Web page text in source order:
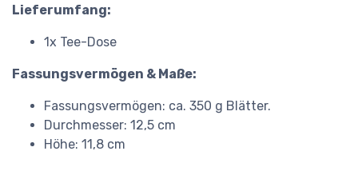
Lieferumfang:
1x Tee-Dose
Fassungsvermögen & Maße:
Fassungsvermögen: ca. 350 g Blätter.
Durchmesser: 12,5 cm
Höhe: 11,8 cm